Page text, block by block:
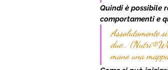
Quindi è possibile
comportamenti e
Assolutamente
due..
mano una